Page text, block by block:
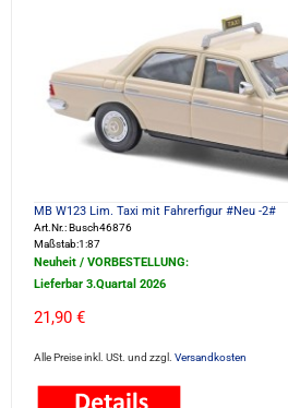
MB W123 Lim. Taxi mit Fahrerfigur #Neu -2#
Art.Nr.: Busch46876
Maßstab:1:87
Neuheit / VORBESTELLUNG:
Lieferbar 3.Quartal 2026
21,90 €
Alle Preise inkl. USt. und zzgl. Versandkosten